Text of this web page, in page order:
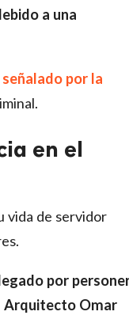
a una
por la
en el
vida de servidor
por
Arquitecto Omar